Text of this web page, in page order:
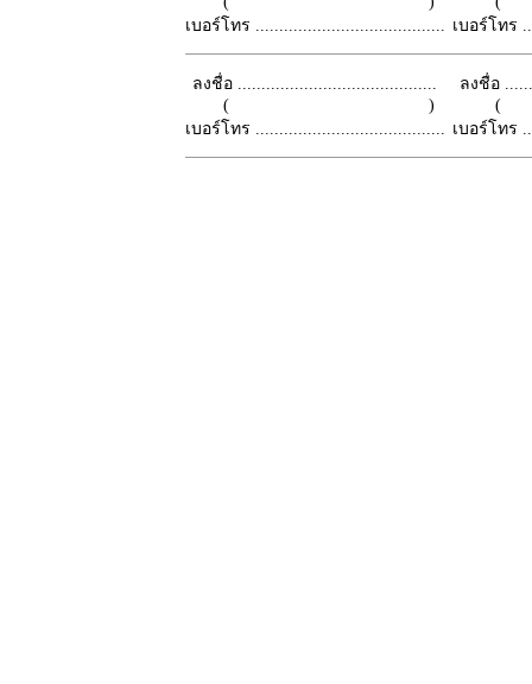
เบอร์โทร ........................................ เบอร์โทร
ลงชื่อ ..........................................
( )
เบอร์โทร ........................................
ลงชื่อ
เบอร์โทร